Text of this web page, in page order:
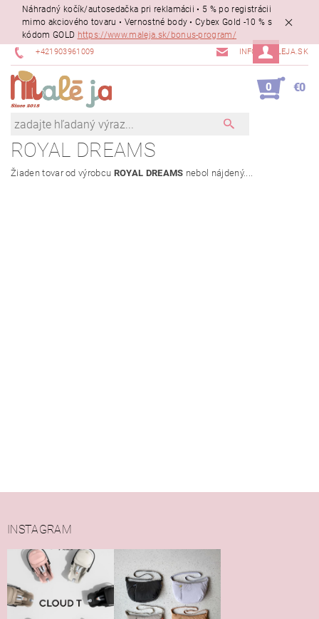
Náhradný kočík/autosedačka pri reklamácii • 5 % po registrácii
mimo akciového tovaru • Vernostné body • Cybex Gold -10 % s
kódom GOLD https://www.maleja.sk/bonus-program/
+421903961009 INFO@MALEJA.SK
0 €0
ROYAL DREAMS
Žiaden tovar od výrobcu ROYAL DREAMS nebol nájdený....
INSTAGRAM